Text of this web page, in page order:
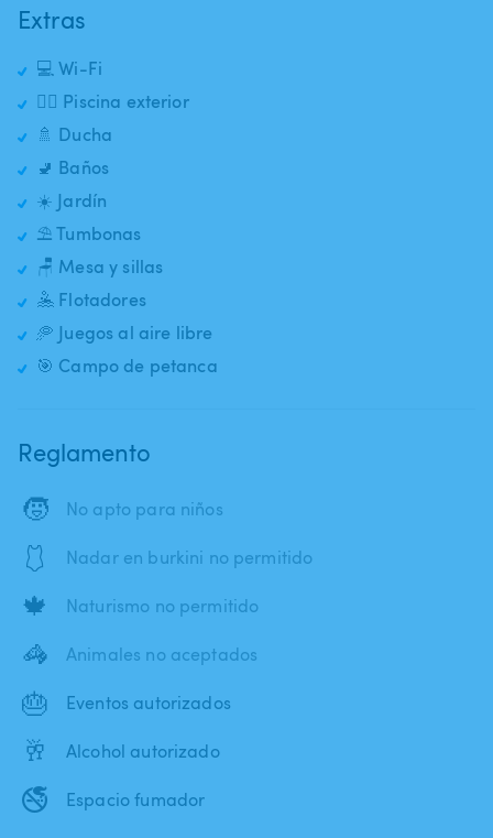
Extras
💻 Wi-Fi
🏊‍♂️ Piscina exterior
🚿 Ducha
🚽 Baños
☀️ Jardín
⛱️ Tumbonas
🪑 Mesa y sillas
🤽 Flotadores
🥏 Juegos al aire libre
🎯 Campo de petanca
Reglamento
🧒 No apto para niños
🩱 Nadar en burkini no permitido
🍁 Naturismo no permitido
🦓 Animales no aceptados
🎂 Eventos autorizados
🥂 Alcohol autorizado
🚭 Espacio fumador